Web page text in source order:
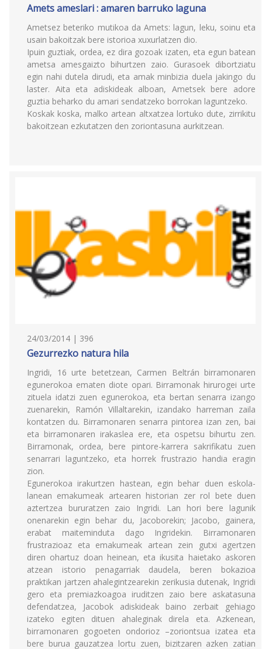
Amets ameslari : amaren barruko laguna
Ametsez beteriko mutikoa da Amets: lagun, leku, soinu eta
usain bakoitzak bere istorioa xuxurlatzen dio.
Ipuin guztiak, ordea, ez dira gozoak izaten, eta egun batean
ametsa amesgaizto bihurtzen zaio. Gurasoek dibortziatu
egin nahi dutela dirudi, eta amak minbizia duela jakingo du
laster. Aita eta adiskideak alboan, Ametsek bere adore
guztia beharko du amari sendatzeko borrokan laguntzeko.
Koskak koska, malko artean altxatzea lortuko dute, zirrikitu
bakoitzean ezkutatzen den zoriontasuna aurkitzean.
24/03/2014 | 396
Gezurrezko natura hila
Ingridi, 16 urte betetzean, Carmen Beltrán birramonaren
egunerokoa ematen diote opari. Birramonak hirurogei urte
zituela idatzi zuen egunerokoa, eta bertan senarra izango
zuenarekin, Ramón Villaltarekin, izandako harreman zaila
kontatzen du. Birramonaren senarra pintorea izan zen, bai
eta birramonaren irakaslea ere, eta ospetsu bihurtu zen.
Birramonak, ordea, bere pintore-karrera sakrifikatu zuen
senarrari laguntzeko, eta horrek frustrazio handia eragin
zion.
Egunerokoa irakurtzen hastean, egin behar duen eskola-
lanean emakumeak artearen historian zer rol bete duen
aztertzea bururatzen zaio Ingridi. Lan hori bere lagunik
onenarekin egin behar du, Jacoborekin; Jacobo, gainera,
erabat maiteminduta dago Ingridekin. Birramonaren
frustrazioaz eta emakumeak artean zein gutxi agertzen
diren ohartuz doan heinean, eta ikusita haietako askoren
atzean istorio penagarriak daudela, beren bokazioa
praktikan jartzen ahalegintzearekin zerikusia dutenak, Ingridi
gero eta premiazkoagoa iruditzen zaio bere askatasuna
defendatzea, Jacobok adiskideak baino zerbait gehiago
izateko egiten dituen ahaleginak direla eta. Azkenean,
birramonaren gogoeten ondorioz –zoriontsua izatea eta
bere burua gauzatzea lortu zuen, bizitzaren azken zatian